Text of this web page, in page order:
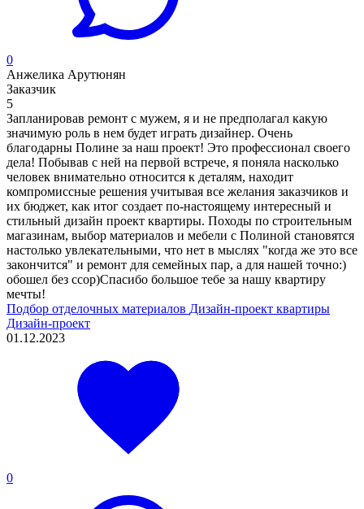
0
Анжелика Арутюнян
Заказчик
5
Запланировав ремонт с мужем, я и не предполагал какую
значимую роль в нем будет играть дизайнер. Очень
благодарны Полине за наш проект! Это профессионал своего
дела! Побывав с ней на первой встрече, я поняла насколько
человек внимательно относится к деталям, находит
компромиссные решения учитывая все желания заказчиков и
их бюджет, как итог создает по-настоящему интересный и
стильный дизайн проект квартиры. Походы по строительным
магазинам, выбор материалов и мебели с Полиной становятся
настолько увлекательными, что нет в мыслях "когда же это все
закончится" и ремонт для семейных пар, а для нашей точно:)
обошел без ссор)Спасибо большое тебе за нашу квартиру
мечты!
Подбор отделочных материалов Дизайн-проект квартиры
Дизайн-проект
01.12.2023
0